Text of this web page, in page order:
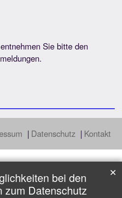
Sie bitte den
Datenschutz Kontakt
bei den
zum Datenschutz
✕